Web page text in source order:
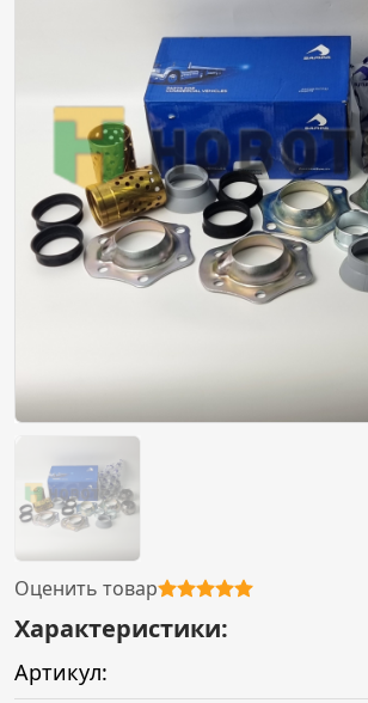
Оценить товар
Характеристики:
Артикул: